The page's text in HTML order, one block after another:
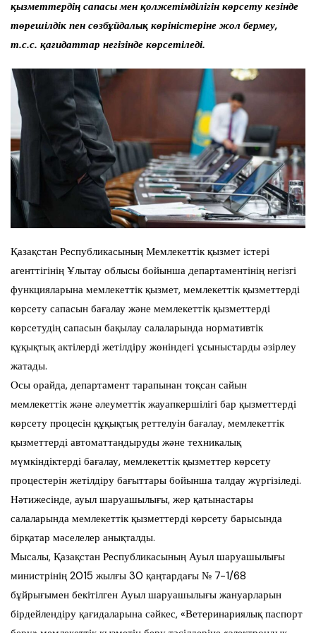
қызметтердің сапасы мен қолжетімділігін көрсету кезінде
төрешілдік пен сөзбұйдалық көріністеріне жол бермеу,
т.с.с. қағидаттар негізінде көрсетіледі.
Қазақстан Республикасының Мемлекеттік қызмет істері
агенттігінің Ұлытау облысы бойынша департаментінің негізгі
функцияларына мемлекеттік қызмет, мемлекеттік қызметтерді
көрсету сапасын бағалау және мемлекеттік қызметтерді
көрсетудің сапасын бақылау салаларында нормативтік
құқықтық актілерді жетілдіру жөніндегі ұсыныстарды әзірлеу
жатады.
Осы орайда, департамент тарапынан тоқсан сайын
мемлекеттік және әлеуметтік жауапкершілігі бар қызметтерді
көрсету процесін құқықтық реттелуін бағалау, мемлекеттік
қызметтерді автоматтандыруды және техникалық
мүмкіндіктерді бағалау, мемлекеттік қызметтер көрсету
процестерін жетілдіру бағыттары бойынша талдау жүргізіледі.
Нәтижесінде, ауыл шаруашылығы, жер қатынастары
салаларында мемлекеттік қызметтерді көрсету барысында
бірқатар мәселелер анықталды.
Мысалы, Қазақстан Республикасының Ауыл шаруашылығы
министрінің 2015 жылғы 30 қаңтардағы № 7-1/68
бұйрығымен бекітілген Ауыл шаруашылығы жануарларын
бірдейлендіру қағидаларына сәйкес, «Ветеринариялық паспорт